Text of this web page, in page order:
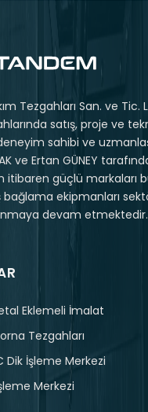
Tezgahları San. ve Tic.
satış, proje ve
sahibi ve
ve Ertan GÜNEY
itibaren güçlü markaları
ekipmanları
devam etmektedir.
Eklemeli İmalat
Tezgahları
Dik İşleme Merkezi
Merkezi